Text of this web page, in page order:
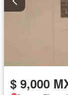
$ 9,000